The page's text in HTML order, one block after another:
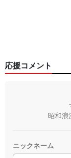
応援コメント
昭和浪
ニックネーム